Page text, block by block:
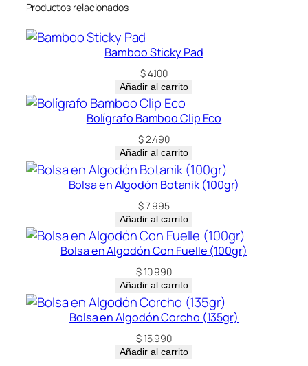
Productos relacionados
Bamboo Sticky Pad
$4.100
Añadir al carrito
Bolígrafo Bamboo Clip Eco
$2.490
Añadir al carrito
Bolsa en Algodón Botanik (100gr)
$7.995
Añadir al carrito
Bolsa en Algodón Con Fuelle (100gr)
$10.990
Añadir al carrito
Bolsa en Algodón Corcho (135gr)
$15.990
Añadir al carrito